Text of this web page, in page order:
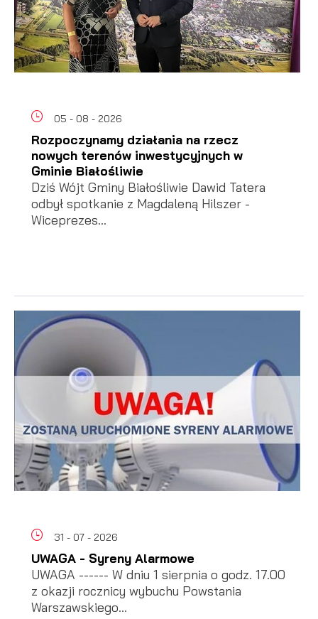
05 - 08 - 2026
Rozpoczynamy działania na rzecz
nowych terenów inwestycyjnych w
Gminie Białośliwie
Dziś Wójt Gminy Białośliwie Dawid Tatera
odbył spotkanie z Magdaleną Hilszer -
Wiceprezes...
31 - 07 - 2026
UWAGA - Syreny Alarmowe
UWAGA ------ W dniu 1 sierpnia o godz. 17.00
z okazji rocznicy wybuchu Powstania
Warszawskiego...